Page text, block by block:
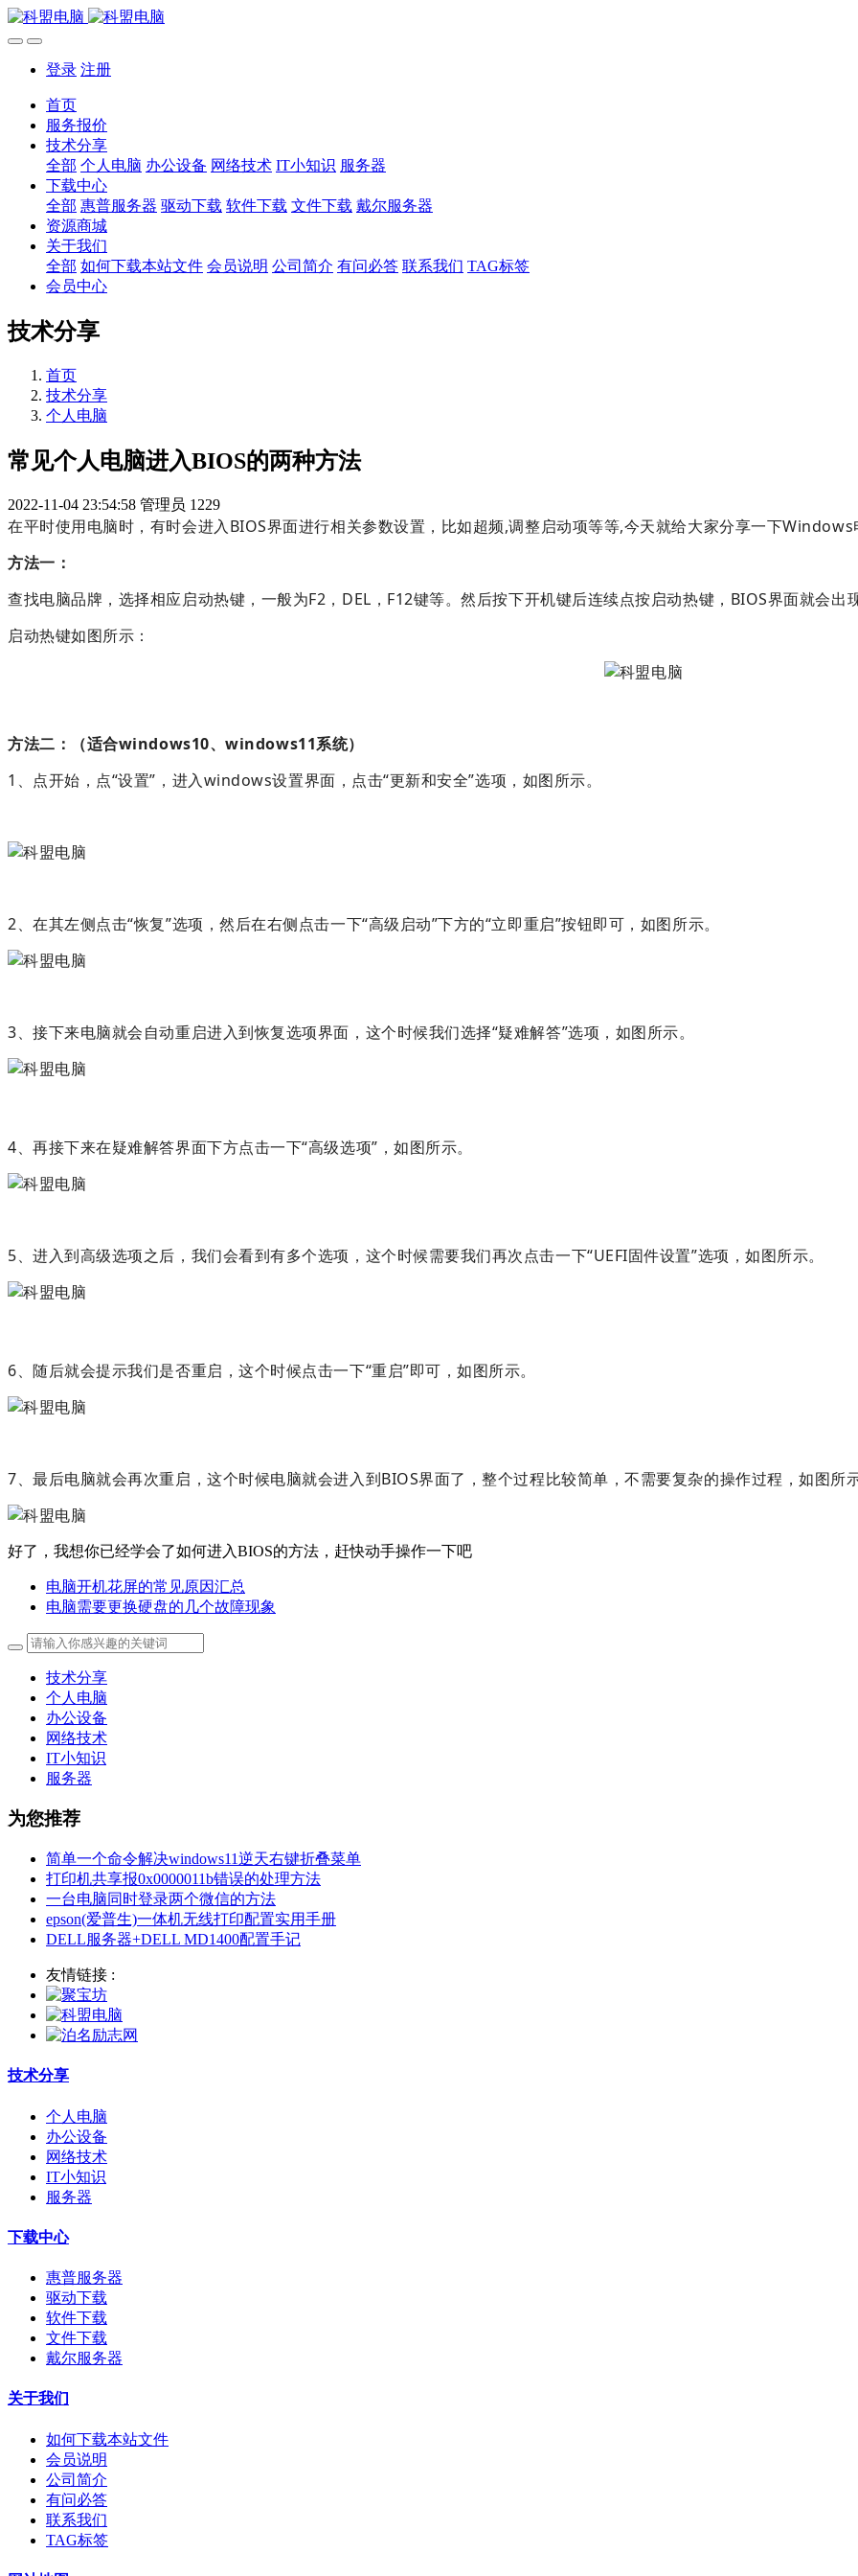
登录 注册
首页
服务报价
技术分享
全部 个人电脑 办公设备 网络技术 IT小知识 服务器
下载中心
全部 惠普服务器 驱动下载 软件下载 文件下载 戴尔服务器
资源商城
关于我们
全部 如何下载本站文件 会员说明 公司简介 有问必答 联系我们 TAG标签
会员中心
技术分享
首页
技术分享
个人电脑
常见个人电脑进入BIOS的两种方法
2022-11-04 23:54:58 管理员 1229
在平时使用电脑时，有时会进入BIOS界面进行相关参数设置，比如超频,调整启动项等等,今天就给大家分享一下
方法一：
查找电脑品牌，选择相应启动热键，一般为F2，DEL，F12键等。然后按下开机键后连续点按启动热键，BIOS界面就会出
启动热键如图所示：
方法二：（适合windows10、windows11系统）
1、点开始，点“设置”，进入windows设置界面，点击“更新和安全”选项，如图所示。
2、在其左侧点击“恢复”选项，然后在右侧点击一下“高级启动”下方的“立即重启”按钮即可，如图所示。
3、接下来电脑就会自动重启进入到恢复选项界面，这个时候我们选择“疑难解答”选项，如图所示。
4、再接下来在疑难解答界面下方点击一下“高级选项”，如图所示。
5、进入到高级选项之后，我们会看到有多个选项，这个时候需要我们再次点击一下“UEFI固件设置”选项，如图所示。
6、随后就会提示我们是否重启，这个时候点击一下“重启”即可，如图所示。
7、最后电脑就会再次重启，这个时候电脑就会进入到BIOS界面了，整个过程比较简单，不需要复杂的操作过程，如图所
好了，我想你已经学会了如何进入BIOS的方法，赶快动手操作一下吧
电脑开机花屏的常见原因汇总
电脑需要更换硬盘的几个故障现象
技术分享
个人电脑
办公设备
网络技术
IT小知识
服务器
为您推荐
简单一个命令解决windows11逆天右键折叠菜单
打印机共享报0x0000011b错误的处理方法
一台电脑同时登录两个微信的方法
epson(爱普生)一体机无线打印配置实用手册
DELL服务器+DELL MD1400配置手记
友情链接 :
技术分享
个人电脑
办公设备
网络技术
IT小知识
服务器
下载中心
惠普服务器
驱动下载
软件下载
文件下载
戴尔服务器
关于我们
如何下载本站文件
会员说明
公司简介
有问必答
联系我们
TAG标签